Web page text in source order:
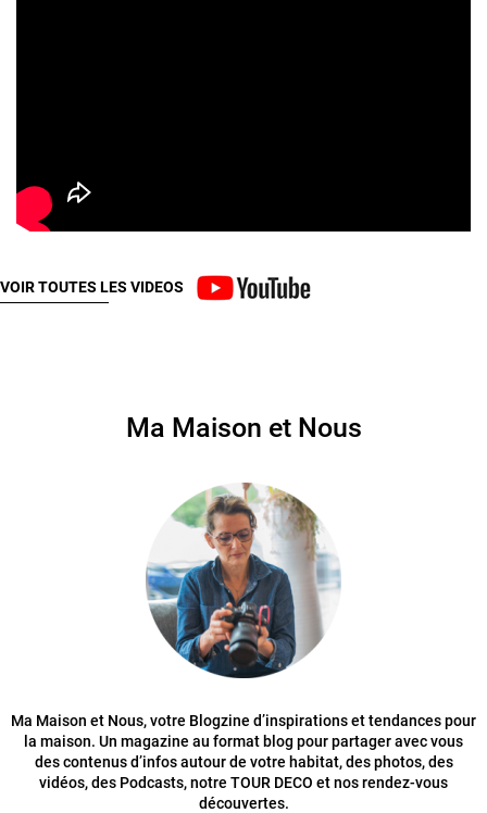
VOIR TOUTES LES VIDEOS
Ma Maison et Nous
Ma Maison et Nous, votre Blogzine d’inspirations et tendances pour
la maison. Un magazine au format blog pour partager avec vous
des contenus d’infos autour de votre habitat, des photos, des
vidéos, des Podcasts, notre TOUR DECO et nos rendez-vous
découvertes.